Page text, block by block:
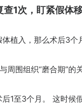
1次，盯紧假体
入，那么术后3个
围组织“磨合期”的
至3个月。 这时候